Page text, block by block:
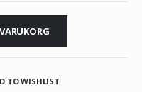
TO WISHLIST